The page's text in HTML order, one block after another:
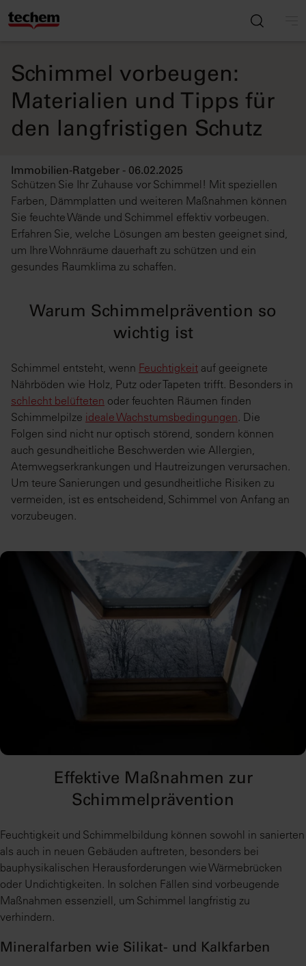
Schimmel vorbeugen:
Materialien und Tipps für
den langfristigen Schutz
Immobilien-Ratgeber - 06.02.2025
Schützen Sie Ihr Zuhause vor Schimmel! Mit speziellen
Farben, Dämmplatten und weiteren Maßnahmen können
Sie feuchte Wände und Schimmel effektiv vorbeugen.
Erfahren Sie, welche Lösungen am besten geeignet sind,
um Ihre Wohnräume dauerhaft zu schützen und ein
gesundes Raumklima zu schaffen.
Warum Schimmelprävention so
wichtig ist
Schimmel entsteht, wenn Feuchtigkeit auf geeignete
Nährböden wie Holz, Putz oder Tapeten trifft. Besonders in
schlecht belüfteten oder feuchten Räumen finden
Schimmelpilze ideale Wachstumsbedingungen . Die
Folgen sind nicht nur optisch störend, sondern können
auch gesundheitliche Beschwerden wie Allergien,
Atemwegserkrankungen und Hautreizungen verursachen.
Um teure Sanierungen und gesundheitliche Risiken zu
vermeiden, ist es entscheidend, Schimmel von Anfang an
vorzubeugen.
Effektive Maßnahmen zur
Schimmelprävention
Feuchtigkeit und Schimmelbildung können sowohl in sanierten
als auch in neuen Gebäuden auftreten, besonders bei
bauphysikalischen Herausforderungen wie Wärmebrücken
oder Undichtigkeiten. In solchen Fällen sind vorbeugende
Maßnahmen essenziell, um Schimmel langfristig zu
verhindern.
Mineralfarben wie Silikat- und Kalkfarben